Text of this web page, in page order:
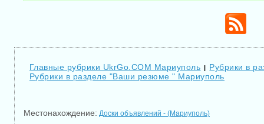
Главные рубрики UkrGo.COM Мариуполь | Рубрики в
Рубрики в разделе "Ваши резюме " Мариуполь
Местонахождение: Доски объявлений - (Мариуполь)